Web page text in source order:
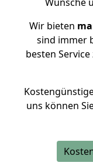
Wir bieten
sind immer
besten Service
uns können